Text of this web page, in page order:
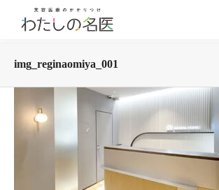
img_reginaomiya_001